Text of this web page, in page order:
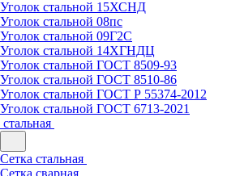
Уголок стальной 15ХСНД
Уголок стальной 08пс
Уголок стальной 09Г2С
Уголок стальной 14ХГНДЦ
Уголок стальной ГОСТ 8509-93
Уголок стальной ГОСТ 8510-86
Уголок стальной ГОСТ Р 55374-2012
Уголок стальной ГОСТ 6713-2021
Сетка стальная
Сетка сварная